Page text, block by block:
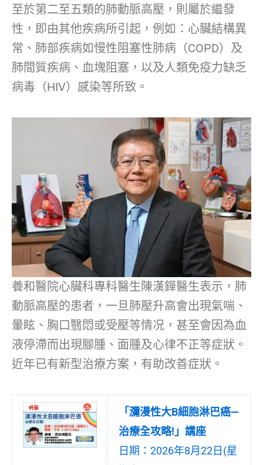
至於第二至五類的肺動脈高壓，則屬於繼發
性，即由其他疾病所引起，例如：心臟結構異
常、肺部疾病如慢性阻塞性肺病（COPD）及
肺間質疾病、血塊阻塞，以及人類免疫力缺乏
病毒（HIV）感染等所致。
養和醫院心臟科專科醫生陳漢鏵醫生表示，肺
動脈高壓的患者，一旦肺壓升高會出現氣喘、
暈眩、胸口翳悶或受壓等情况，甚至會因為血
液停滯而出現腳腫、面腫及心律不正等症狀。
近年已有新型治療方案，有助改善症狀。
「瀰漫性大B細胞淋巴癌—
治療全攻略!」講座
日期：2026年8月22日(星